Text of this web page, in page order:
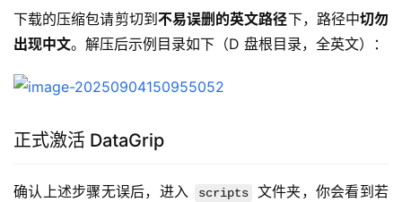
下载的压缩包请剪切到 不易误删的英文路径下，路径中切勿
出现中文。解压后示例目录如下（D 盘根目录，全英文）：
正式激活 DataGrip
确认上述步骤无误后，进入 scripts
文件夹，你会看到若